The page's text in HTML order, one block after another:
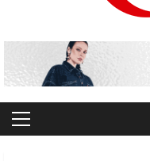
Primary